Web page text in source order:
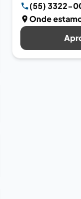
(55) 3322-
Onde